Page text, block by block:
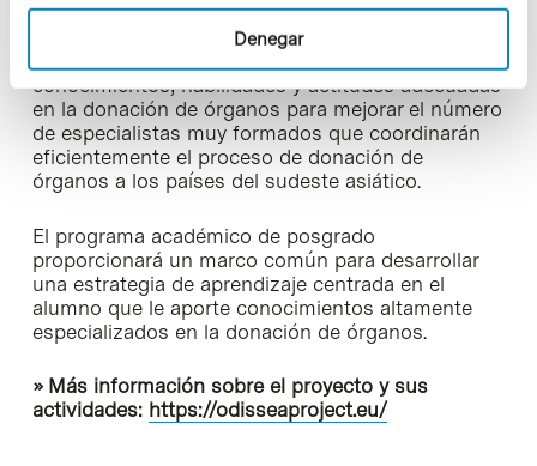
Denegar
El origen del proyecto proviene de la necesidad de
un programa de formación especializado que
permita a profesionales de la salud adquirir
conocimientos, habilidades y actitudes adecuadas
en la donación de órganos para mejorar el número
de especialistas muy formados que coordinarán
eficientemente el proceso de donación de
órganos a los países del sudeste asiático.
El programa académico de posgrado
proporcionará un marco común para desarrollar
una estrategia de aprendizaje centrada en el
alumno que le aporte conocimientos altamente
especializados en la donación de órganos.
» Más información sobre el proyecto y sus
actividades: https://odisseaproject.eu/